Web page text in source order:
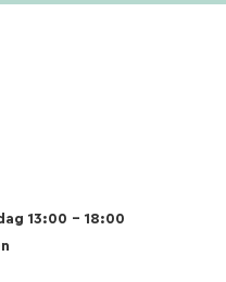
13:00 – 18:00